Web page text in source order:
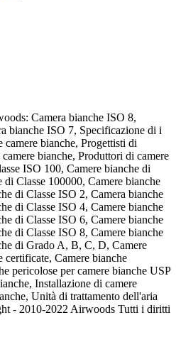
Camera bianche ISO 8,
bianche ISO 7, Specificazione di i
bianche, Progettisti di
bianche, Produttori di camere
ISO 100, Camere bianche di
di Classe 100000, Camere bianche
di Classe ISO 2, Camera bianche
di Classe ISO 4, Camere bianche
di Classe ISO 6, Camere bianche
di Classe ISO 8, Camere bianche
di Grado A, B, C, D, Camere
Camere bianche
pericolose per camere bianche USP
Installazione di camere
Unità di trattamento dell'aria
- 2010-2022 Airwoods Tutti i diritti